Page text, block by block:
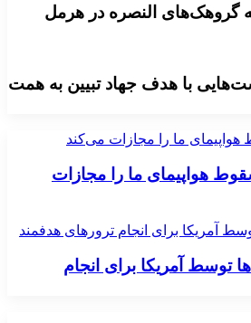
گروهک‌های النصره در هرمل
با هدف جهاد تبیین به همت
ما را مجازات می‌کند
هواپیمای ما را مجازات
آمریکا برای انجام ترور‌های هدفمند
توسط آمریکا برای انجام